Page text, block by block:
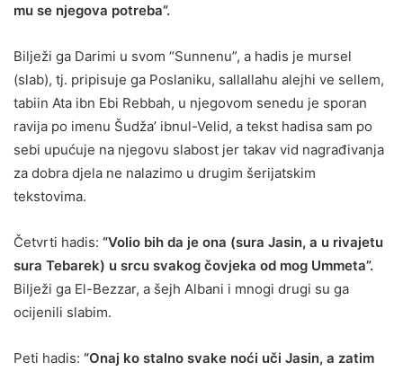
mu se njegova potreba”.
Bilježi ga Darimi u svom “Sunnenu”, a hadis je mursel
(slab), tj. pripisuje ga Poslaniku, sallallahu alejhi ve sellem,
tabiin Ata ibn Ebi Rebbah, u njegovom senedu je sporan
ravija po imenu Šudža’ ibnul-Velid, a tekst hadisa sam po
sebi upućuje na njegovu slabost jer takav vid nagrađivanja
za dobra djela ne nalazimo u drugim šerijatskim
tekstovima.
Četvrti hadis: “Volio bih da je ona (sura Jasin, a u rivajetu
sura Tebarek) u srcu svakog čovjeka od mog Ummeta”.
Bilježi ga El-Bezzar, a šejh Albani i mnogi drugi su ga
ocijenili slabim.
Peti hadis: “Onaj ko stalno svake noći uči Jasin, a zatim